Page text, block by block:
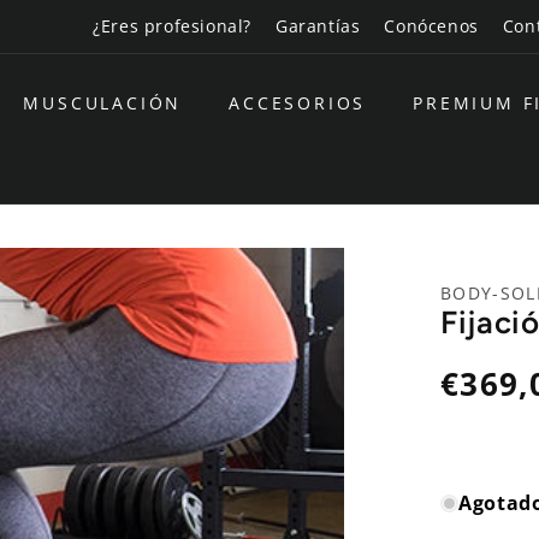
¿Eres profesional? Garantías Conócenos
MUSCULACIÓN ACCESORIOS PREMIUM
BODY-
Precio
habitual